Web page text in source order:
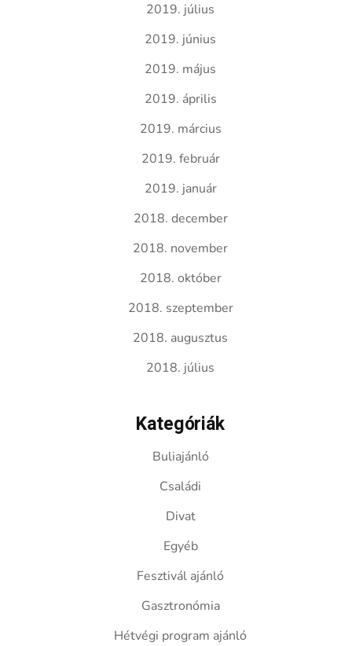
2019. július
2019. június
2019. május
2019. április
2019. március
2019. február
2019. január
2018. december
2018. november
2018. október
2018. szeptember
2018. augusztus
2018. július
Kategóriák
Buliajánló
Családi
Divat
Egyéb
Fesztivál ajánló
Gasztronómia
Hétvégi program ajánló